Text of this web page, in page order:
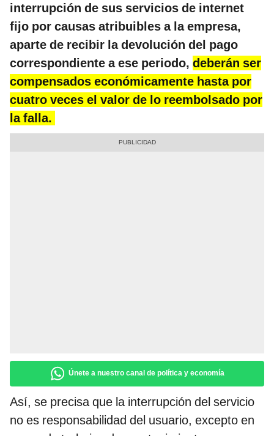
interrupción de sus servicios de internet
fijo por causas atribuibles a la empresa,
aparte de recibir la devolución del pago
correspondiente a ese periodo, deberán ser
compensados económicamente hasta por
cuatro veces el valor de lo reembolsado por
la falla.
Únete a nuestro canal de política y economía
Así, se precisa que la interrupción del servicio
no es responsabilidad del usuario, excepto en